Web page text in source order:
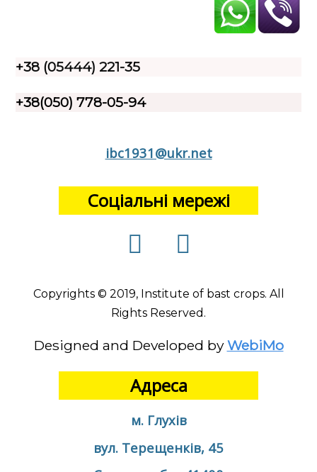
+38 (05444) 221-35
+38(050) 778-05-94
ibc1931@ukr.net
Соціальні мережі
Copyrights © 2019, Institute of bast crops. All
Rights Reserved.
Designed and Developed by WebiMo
Адреса
м. Глухів
вул. Терещенків, 45